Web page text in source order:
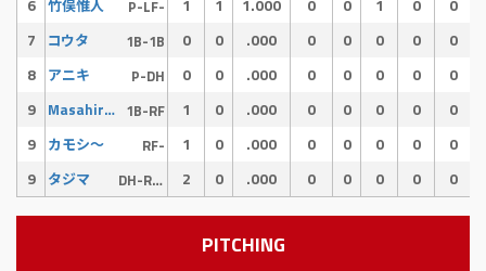
竹俣惟人 P-LF-
7
コウタ 1B-1B 0 0 .000 0 0 0 0
0
8
アニキ P-DH 0 0 .000 0 0 0 0
0
9
Masahiro Kono 1B-RF 1 0 .000 0 0 0 0
0
9
カモシ〜 RF- 1 0 .000 0 0 0 0
0
9
タジマ DH-RF- 2 0 .000 0 0 0 0 0
PITCHING